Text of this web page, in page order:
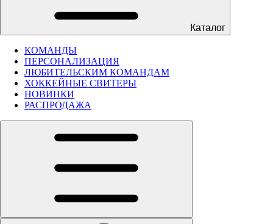
Каталог
КОМАНДЫ
ПЕРСОНАЛИЗАЦИЯ
ЛЮБИТЕЛЬСКИМ КОМАНДАМ
ХОККЕЙНЫЕ СВИТЕРЫ
НОВИНКИ
РАСПРОДАЖА